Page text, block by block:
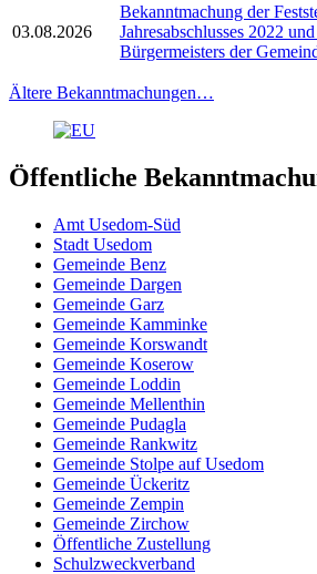
03.08.2026
Bekanntmachung der
Jahresabschlusses 2022
Bürgermeisters der
Ältere Bekanntmachungen…
Öffentliche
Amt Usedom-Süd
Stadt Usedom
Gemeinde Benz
Gemeinde Dargen
Gemeinde Garz
Gemeinde Kamminke
Gemeinde Korswandt
Gemeinde Koserow
Gemeinde Loddin
Gemeinde Mellenthin
Gemeinde Pudagla
Gemeinde Rankwitz
Gemeinde Stolpe auf Usedom
Gemeinde Ückeritz
Gemeinde Zempin
Gemeinde Zirchow
Öffentliche Zustellung
Schulzweckverband